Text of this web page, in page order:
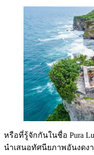
หรือที่รู้จักกันในชื่อ Pura
นำเสนอทัศนียภาพอันงดง